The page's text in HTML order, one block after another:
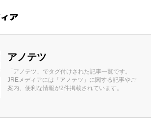
アノテツ
「アノテツ」でタグ付けされた記事一覧です。
JREメディアには「アノテツ」に関する記事やご
案内、便利な情報が2件掲載されています。